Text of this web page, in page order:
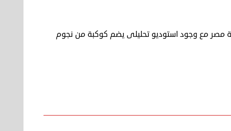
مصر مع وجود استوديو تحليلى يضم كوكبة من نجوم